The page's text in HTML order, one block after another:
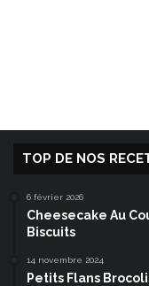
TOP DE NOS
6 février 2026
Cheesecake Au
Biscuits
14 novembre 2024
Petits Flans